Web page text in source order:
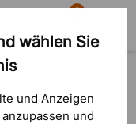
wählen Sie
und Anzeigen
und
Suche
0
Warenkorb